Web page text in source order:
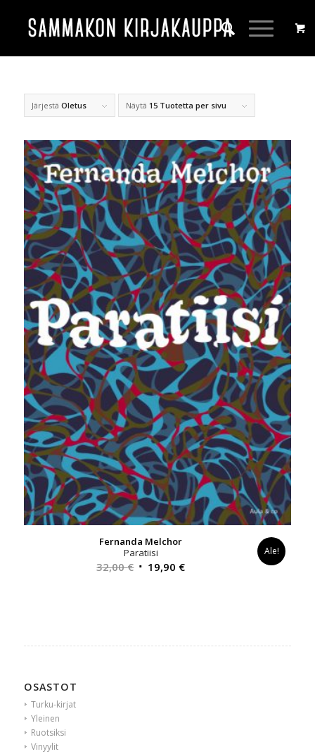
Järjestä Oletus Näytä 15 Tuotetta per sivu
Fernanda Melchor
Paratiisi
32,00€ Alkuperäinen
19,90 €Nykyinen
Ale!
OSASTOT
Turku-kirjat
Yleinen
Ruotsiksi
Vinyylit